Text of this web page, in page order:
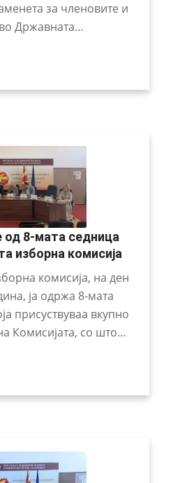
за членовите и
Државната…
8-мата седница
изборна комисија
комисија, на ден
ја одржа 8-мата
присуствуваа вкупно
Комисијата, со што…